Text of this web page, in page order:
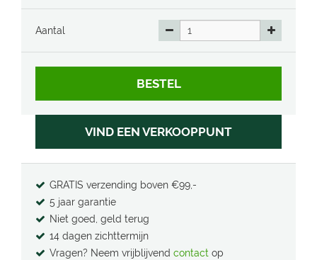
Aantal
VIND EEN VERKOOPPUNT
GRATIS verzending boven €99,-
5 jaar garantie
Niet goed, geld terug
14 dagen zichttermijn
Vragen? Neem vrijblijvend contact op